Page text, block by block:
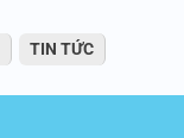
TIN TỨC